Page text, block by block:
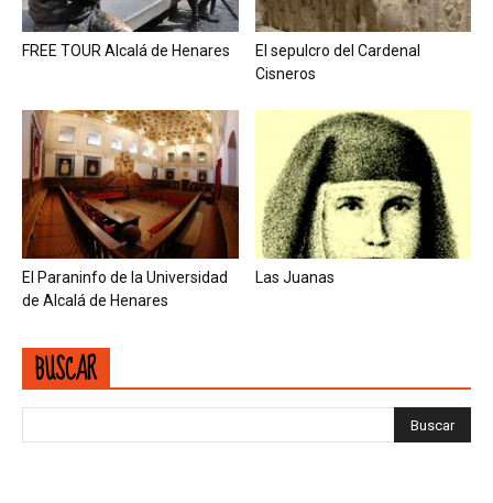
FREE TOUR Alcalá de Henares
El sepulcro del Cardenal
Cisneros
El Paraninfo de la Universidad
de Alcalá de Henares
Las Juanas
BUSCAR